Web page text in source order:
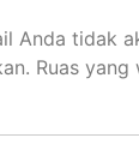
Anda tidak
Ruas